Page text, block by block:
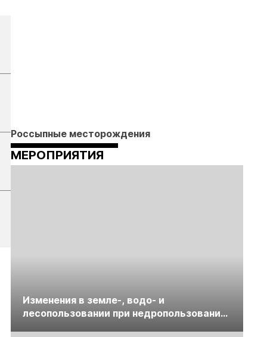
Россыпные месторождения
МЕРОПРИЯТИЯ
Изменения в земле-, водо- и
лесопользовании при недропользовании